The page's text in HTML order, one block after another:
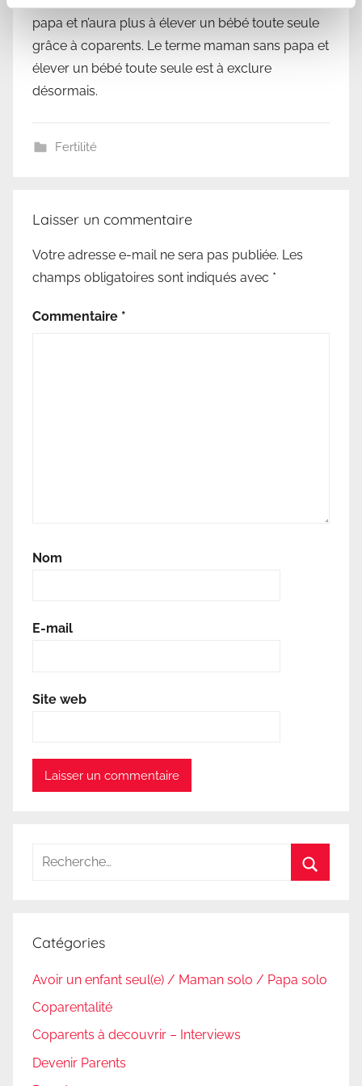
papa et n’aura plus à élever un bébé toute seule
grâce à coparents. Le terme maman sans papa et
élever un bébé toute seule est à exclure
désormais.
Fertilité
Laisser un commentaire
Votre adresse e-mail ne sera pas publiée. Les
champs obligatoires sont indiqués avec *
Commentaire *
Nom
E-mail
Site web
Recherche
Catégories
Avoir un enfant seul(e) / Maman solo / Papa solo
Coparentalité
Coparents à decouvrir – Interviews
Devenir Parents